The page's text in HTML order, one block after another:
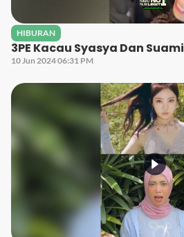
HIBURAN
3PE Kacau Syasya Dan Suami
10 Jun 2024 06:31 PM